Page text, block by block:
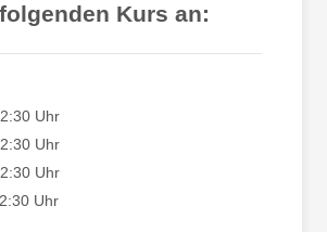
Kurs an:
Uhr
Uhr
Uhr
Uhr